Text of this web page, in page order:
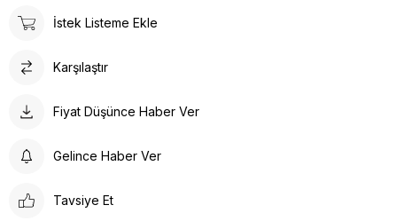
İstek Listeme Ekle
Karşılaştır
Fiyat Düşünce Haber Ver
Gelince Haber Ver
Tavsiye Et